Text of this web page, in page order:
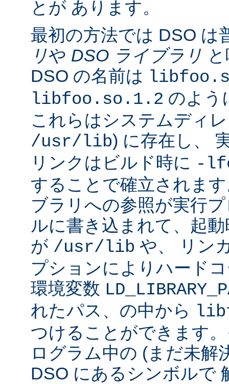
とが あります。
最初の方法では DSO は
リや DSO ライブラリ
DSO の名前は
libfoo.so.1.2 のよう
これらはシステムディ
/usr/lib) に存在し、
リンクはビルド時に -
することで確立されま
ブラリへの参照が実行
ルに書き込まれて、起
が /usr/lib や、 リン
プションによりハード
環境変数
れたパス、の中から
つけることができます
ログラム中の (まだ未解
DSO にあるシンボルで